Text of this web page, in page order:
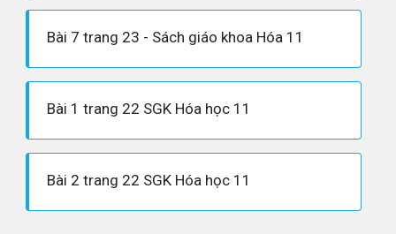
Bài 7 trang 23 - Sách giáo khoa Hóa 11
Bài 1 trang 22 SGK Hóa học 11
Bài 2 trang 22 SGK Hóa học 11